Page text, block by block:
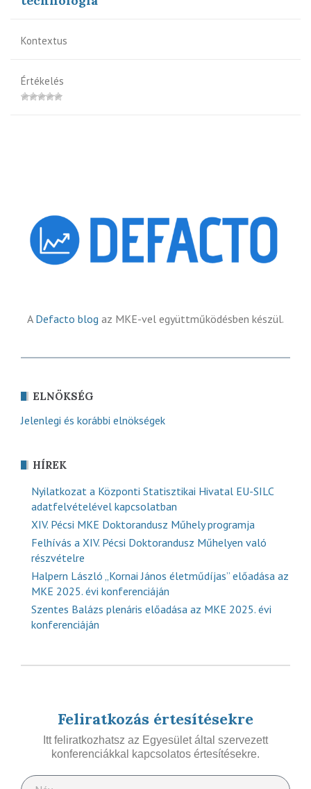
Kontextus
Értékelés
A Defacto blog az MKE-vel együttműködésben készül.
ELNÖKSÉG
Jelenlegi és korábbi elnökségek
HÍREK
Nyilatkozat a Központi Statisztikai Hivatal EU-SILC
adatfelvételével kapcsolatban
XIV. Pécsi MKE Doktorandusz Műhely programja
Felhívás a XIV. Pécsi Doktorandusz Műhelyen való
részvételre
Halpern László „Kornai János életműdíjas” előadása az
MKE 2025. évi konferenciáján
Szentes Balázs plenáris előadása az MKE 2025. évi
konferenciáján
Feliratkozás értesítésekre
Itt feliratkozhatsz az Egyesület által szervezett
konferenciákkal kapcsolatos értesítésekre.